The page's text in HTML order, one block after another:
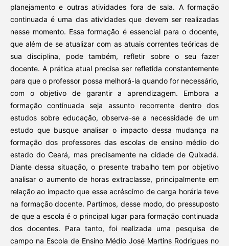
planejamento e outras atividades fora de sala. A formação
continuada é uma das atividades que devem ser realizadas
nesse momento. Essa formação é essencial para o docente,
que além de se atualizar com as atuais correntes teóricas de
sua disciplina, pode também, refletir sobre o seu fazer
docente. A prática atual precisa ser refletida constantemente
para que o professor possa melhorá-la quando for necessário,
com o objetivo de garantir a aprendizagem. Embora a
formação continuada seja assunto recorrente dentro dos
estudos sobre educação, observa-se a necessidade de um
estudo que busque analisar o impacto dessa mudança na
formação dos professores das escolas de ensino médio do
estado do Ceará, mas precisamente na cidade de Quixadá.
Diante dessa situação, o presente trabalho tem por objetivo
analisar o aumento de horas extraclasse, principalmente em
relação ao impacto que esse acréscimo de carga horária teve
na formação docente. Partimos, desse modo, do pressuposto
de que a escola é o principal lugar para formação continuada
dos docentes. Para tanto, foi realizada uma pesquisa de
campo na Escola de Ensino Médio José Martins Rodrigues no